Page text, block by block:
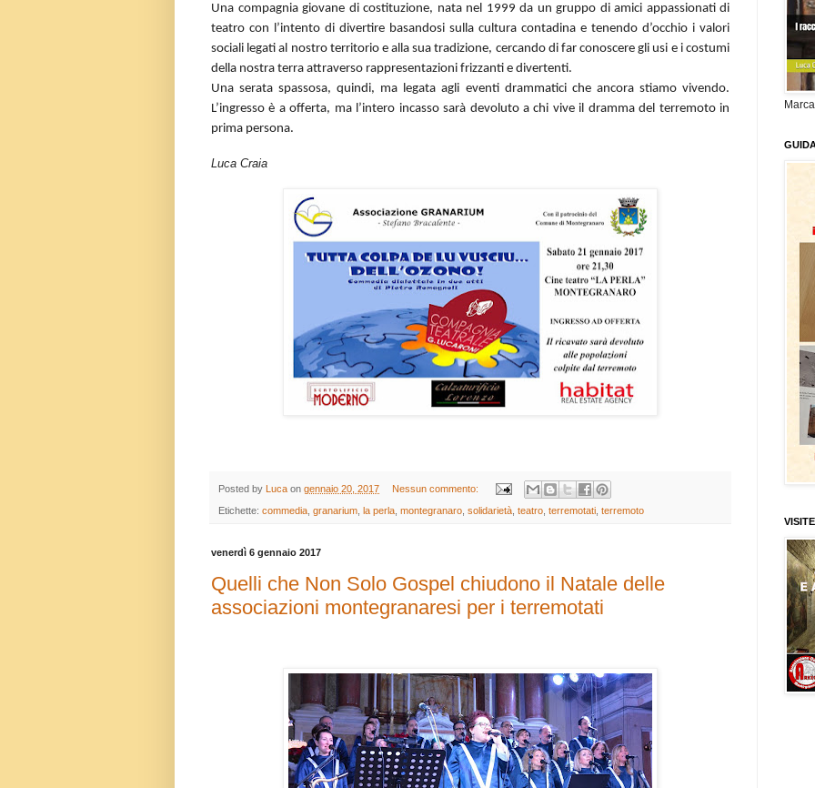
Una compagnia giovane di costituzione, nata nel 1999 da un gruppo di amici appassionati di
teatro con l’intento di divertire basandosi sulla cultura contadina e tenendo d’occhio i valori
sociali legati al nostro territorio e alla sua tradizione, cercando di far conoscere gli usi e i costumi
della nostra terra attraverso rappresentazioni frizzanti e divertenti.
Una serata spassosa, quindi, ma legata agli eventi drammatici che ancora stiamo vivendo.
L’ingresso è a offerta, ma l’intero incasso sarà devoluto a chi vive il dramma del terremoto in
prima persona.
Luca Craia
Posted by Luca on gennaio 20, 2017 Nessun commento:
Etichette: commedia granarium la perla montegranaro solidarietà teatro terremotati terremoto
venerdì 6 gennaio 2017
Quelli che Non Solo Gospel chiudono il Natale delle
associazioni montegranaresi per i terremotati
Marca
VISITE